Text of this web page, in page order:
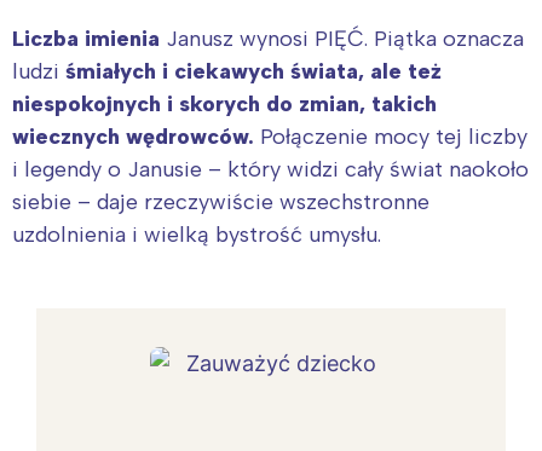
Liczba imienia Janusz wynosi PIĘĆ. Piątka oznacza
ludzi śmiałych i ciekawych świata, ale też
niespokojnych i skorych do zmian, takich
wiecznych wędrowców. Połączenie mocy tej liczby
i legendy o Janusie – który widzi cały świat naokoło
siebie – daje rzeczywiście wszechstronne
uzdolnienia i wielką bystrość umysłu.